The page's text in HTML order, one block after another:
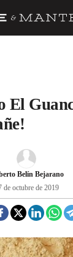
El
Belín Bejarano
de octubre de 2019